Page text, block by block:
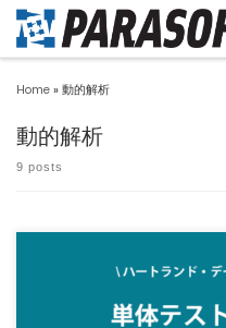
Home » 動的解析
動的解析
9 posts